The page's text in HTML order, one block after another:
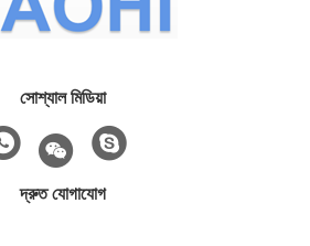
সোশ্যাল মিডিয়া
দ্রুত যোগাযোগ